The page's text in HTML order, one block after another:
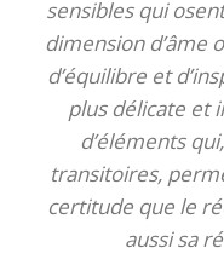
sensibles qui
dimension d’âme
d’équilibre et
plus délicate et
d’éléments
transitoires,
certitude que le
aussi sa